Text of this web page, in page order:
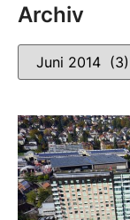
Archiv